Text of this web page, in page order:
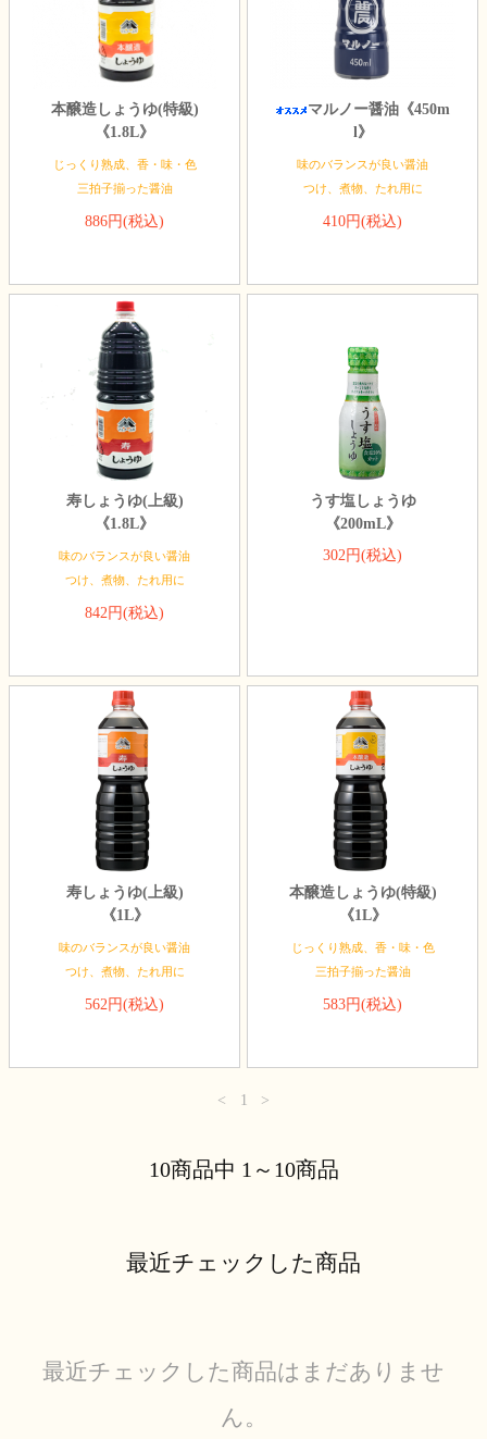
本醸造しょうゆ(特級)
《1.8L》
じっくり熟成、香・味・色
三拍子揃った醤油
886円(税込)
マルノー醤油《450m
l》
味のバランスが良い醤油
つけ、煮物、たれ用に
410円(税込)
寿しょうゆ(上級)
《1.8L》
味のバランスが良い醤油
つけ、煮物、たれ用に
842円(税込)
うす塩しょうゆ
《200mL》
302円(税込)
寿しょうゆ(上級)
《1L》
味のバランスが良い醤油
つけ、煮物、たれ用に
562円(税込)
本醸造しょうゆ(特級)
《1L》
じっくり熟成、香・味・色
三拍子揃った醤油
583円(税込)
< 1 >
10商品中 1～10商品
最近チェックした商品
最近チェックした商品はまだありませ
ん。